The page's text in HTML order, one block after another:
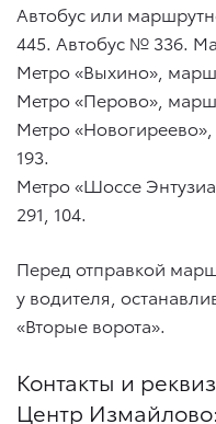
Автобус или
445. Автобус № 336.
Метро «Выхино»,
Метро «Перово»,
Метро
193.
Метро «Шоссе
291, 104.
Перед отправкой
у водителя,
«Вторые ворота».
Контакты и
Центр Измайлово: